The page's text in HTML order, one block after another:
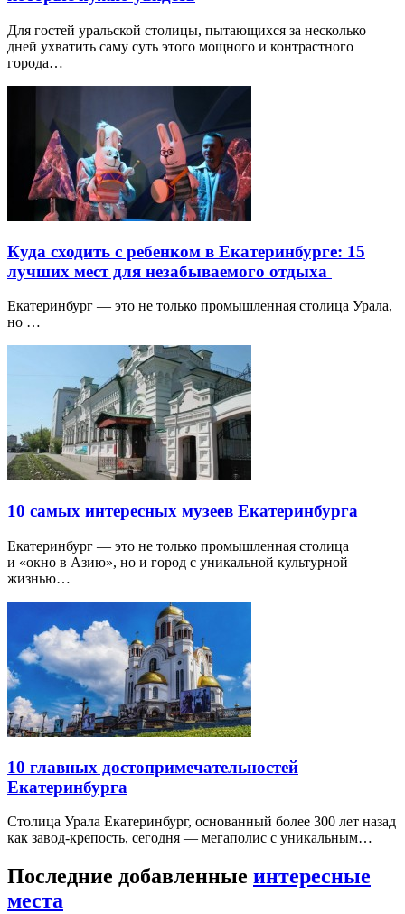
Для гостей уральской столицы, пытающихся за несколько
дней ухватить саму суть этого мощного и контрастного
города…
Куда сходить с ребенком в Екатеринбурге: 15
лучших мест для незабываемого отдыха
Екатеринбург — это не только промышленная столица Урала,
но …
10 самых интересных музеев Екатеринбурга
Екатеринбург — это не только промышленная столица
и «окно в Азию», но и город с уникальной культурной
жизнью…
10 главных достопримечательностей
Екатеринбурга
Столица Урала Екатеринбург, основанный более 300 лет назад
как завод-крепость, сегодня — мегаполис с уникальным…
Последние добавленные интересные
места